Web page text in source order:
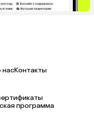
насКонтакты
программа